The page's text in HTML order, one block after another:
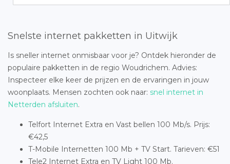
Snelste internet pakketten in Uitwijk
Is sneller internet onmisbaar voor je? Ontdek hieronder de
populaire pakketten in de regio Woudrichem. Advies:
Inspecteer elke keer de prijzen en de ervaringen in jouw
woonplaats. Mensen zochten ook naar: snel internet in
Netterden afsluiten.
Telfort Internet Extra en Vast bellen 100 Mb/s. Prijs:
€42,5
T-Mobile Internetten 100 Mb + TV Start. Tarieven: €51
Tele2 Internet Extra en TV Light 100 Mb.